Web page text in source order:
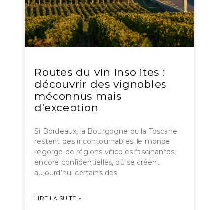
Routes du vin insolites :
découvrir des vignobles
méconnus mais
d’exception
Si Bordeaux, la Bourgogne ou la Toscane
restent des incontournables, le monde
regorge de régions viticoles fascinantes,
encore confidentielles, où se créent
aujourd’hui certains des
LIRE LA SUITE »